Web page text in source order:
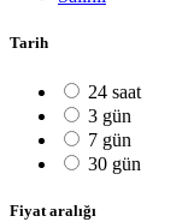
Tarih
24 saat
3 gün
7 gün
30 gün
Fiyat aralığı